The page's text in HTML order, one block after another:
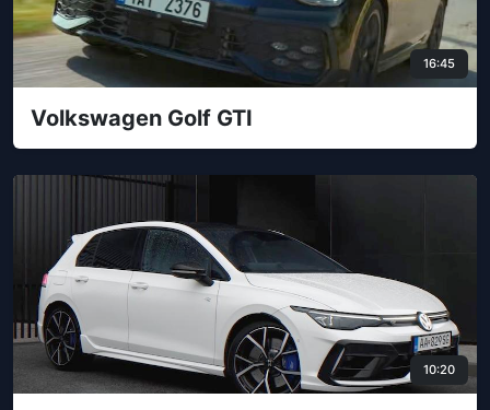
16:45
Volkswagen Golf GTI
10:20